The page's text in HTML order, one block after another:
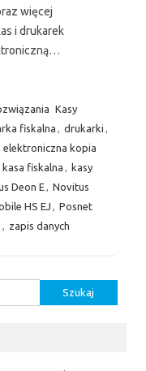
więcej
i drukarek
Kasy
fiskalna , drukarki ,
elektroniczna kopia
kasa fiskalna , kasy
Deon E, Novitus
HS EJ , Posnet
, zapis danych